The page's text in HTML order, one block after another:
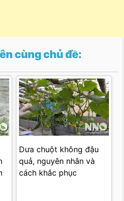
cùng chủ đề:
Dưa chuột không đậu
quả, nguyên nhân và
cách khắc phục